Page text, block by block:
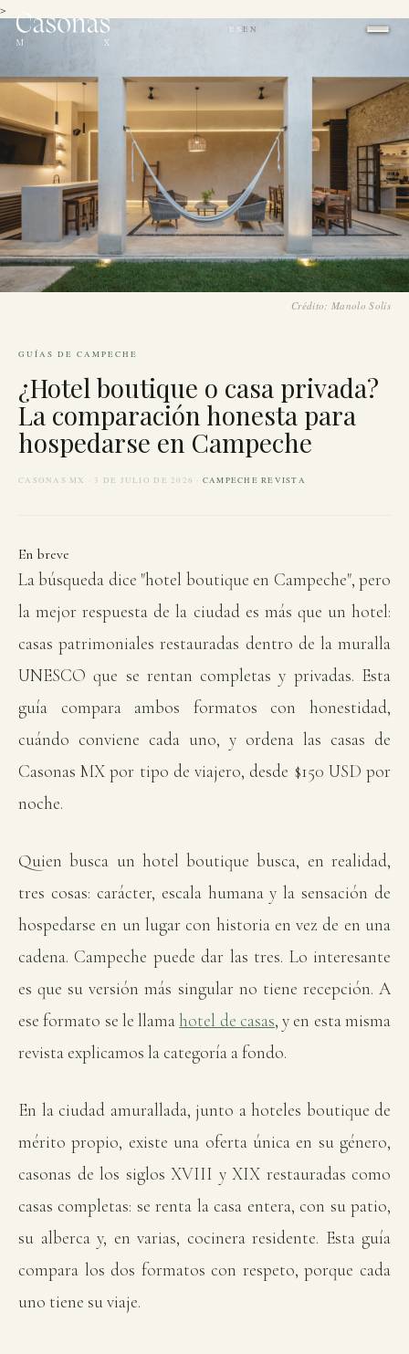
>
ES |EN
Crédito: Manolo Solís
GUÍAS DE CAMPECHE
¿Hotel boutique o casa privada?
La comparación honesta para
hospedarse en Campeche
CASONAS MX · 3 DE JULIO DE 2026 · CAMPECHE REVISTA
En breve
La búsqueda dice "hotel boutique en Campeche", pero
la mejor respuesta de la ciudad es más que un hotel:
casas patrimoniales restauradas dentro de la muralla
UNESCO que se rentan completas y privadas. Esta
guía compara ambos formatos con honestidad,
cuándo conviene cada uno, y ordena las casas de
Casonas MX por tipo de viajero, desde $150 USD por
noche.
Quien busca un hotel boutique busca, en realidad,
tres cosas: carácter, escala humana y la sensación de
hospedarse en un lugar con historia en vez de en una
cadena. Campeche puede dar las tres. Lo interesante
es que su versión más singular no tiene recepción. A
ese formato se le llamahotel de casas, y en esta misma
revista explicamos la categoría a fondo.
En la ciudad amurallada, junto a hoteles boutique de
mérito propio, existe una oferta única en su género,
casonas de los siglos XVIII y XIX restauradas como
casas completas: se renta la casa entera, con su patio,
su alberca y, en varias, cocinera residente. Esta guía
compara los dos formatos con respeto, porque cada
uno tiene su viaje.